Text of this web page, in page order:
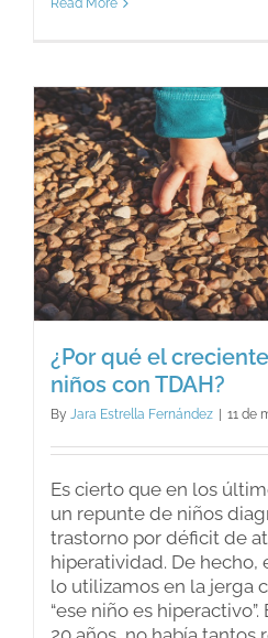
¿Por qué el
niños con TDAH?
By Jara Estrella Fernández | 11 de
Es cierto que en los
un repunte de niños
trastorno por déficit de
hiperatividad. De hecho,
lo utilizamos en la jerga
“ese niño es